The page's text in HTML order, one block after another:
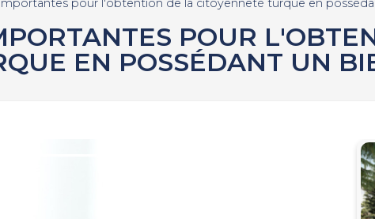
pour l'obtention de la citoyenneté turque en
POUR
EN POSSÉDANT UN